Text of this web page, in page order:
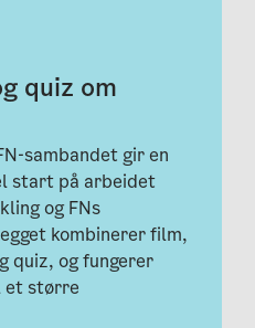
quiz om
sambandet gir en
start på arbeidet
og FNs
kombinerer film,
quiz, og fungerer
et større